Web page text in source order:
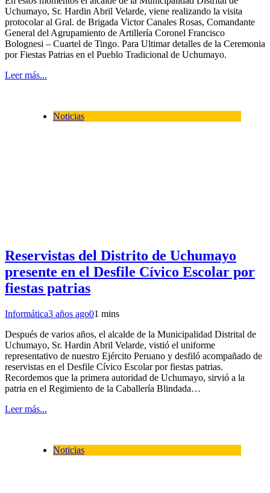
Uchumayo, Sr. Hardin Abril Velarde, viene realizando la visita
protocolar al Gral. de Brigada Victor Canales Rosas, Comandante
General del Agrupamiento de Artillería Coronel Francisco
Bolognesi – Cuartel de Tingo. Para Ultimar detalles de la Ceremonia
por Fiestas Patrias en el Pueblo Tradicional de Uchumayo.
Leer más...
Noticias
Reservistas del Distrito de Uchumayo
presente en el Desfile Cívico Escolar por
fiestas patrias
Informática3 años ago01 mins
Después de varios años, el alcalde de la Municipalidad Distrital de
Uchumayo, Sr. Hardin Abril Velarde, vistió el uniforme
representativo de nuestro Ejército Peruano y desfiló acompañado de
reservistas en el Desfile Cívico Escolar por fiestas patrias.
Recordemos que la primera autoridad de Uchumayo, sirvió a la
patria en el Regimiento de la Caballería Blindada…
Leer más...
Noticias